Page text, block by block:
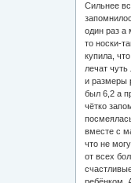
Сильнее
один раз а
то носки-
купила,
лечат чуть
и размеры
был 6,2 а
чётко
вместе с
что не
от всех